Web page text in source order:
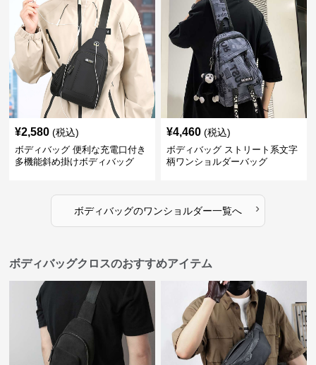
¥2,580 (税込)
ボディバッグ 便利な充電口付き
多機能斜め掛けボディバッグ
¥4,460 (税込)
ボディバッグ ストリート系文字
柄ワンショルダーバッグ
ボディバッグのワンショルダー一覧へ ›
ボディバッグクロスのおすすめアイテム